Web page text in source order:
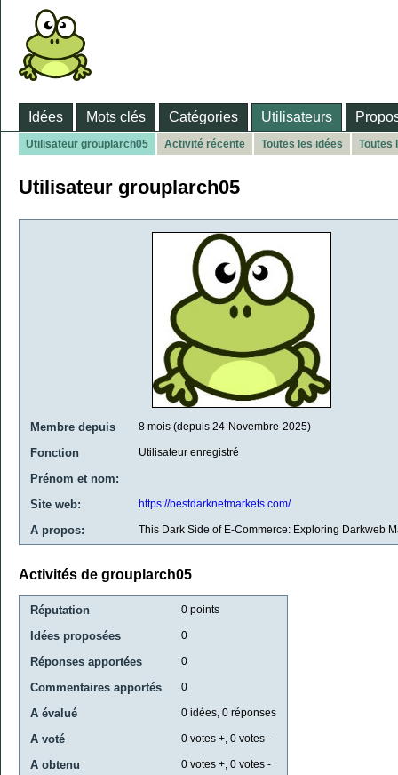
Idées Mots clés Catégories Utilisateurs
Utilisateur grouplarch05 Activité récente Toutes les idées Toutes
Utilisateur grouplarch05
Membre depuis 8 mois (depuis 24-Novembre-2025)
Fonction Utilisateur enregistré
Prénom et nom:
Site web:
https://bestdarknetmarkets.com/
A propos: This Dark Side of E-Commerce: Exploring Darkweb
Activités de grouplarch05
Réputation 0 points
Idées proposées 0
Réponses apportées 0
Commentaires apportés 0
A évalué 0 idées, 0 réponses
A voté 0 votes +, 0 votes -
A obtenu 0 votes +, 0 votes -